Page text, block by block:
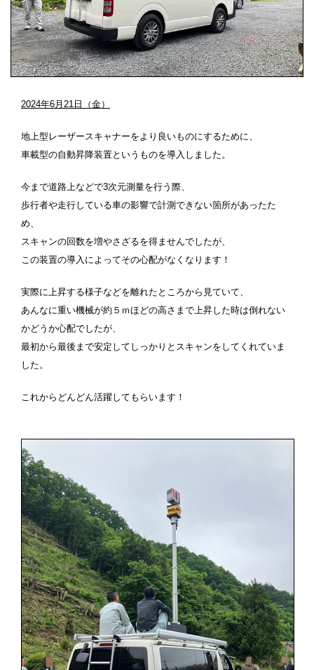
2024年6月21日（金）
地上型レーザースキャナーをより良いものにするために、
車載型の自動昇降装置というものを導入しました。
今まで道路上などで3次元測量を行う際、
歩行者や走行している車の影響で計測できない箇所があったた
め、
スキャンの回数を増やさざるを得ませんでしたが、
この装置の導入によってその心配がなくなります！
実際に上昇する様子などを離れたところから見ていて、
あんなに重い機械が約５ｍほどの高さまで上昇した時は倒れない
かどうか心配でしたが、
最初から最後まで安定してしっかりとスキャンをしてくれていま
した。
これからどんどん活躍してもらいます！